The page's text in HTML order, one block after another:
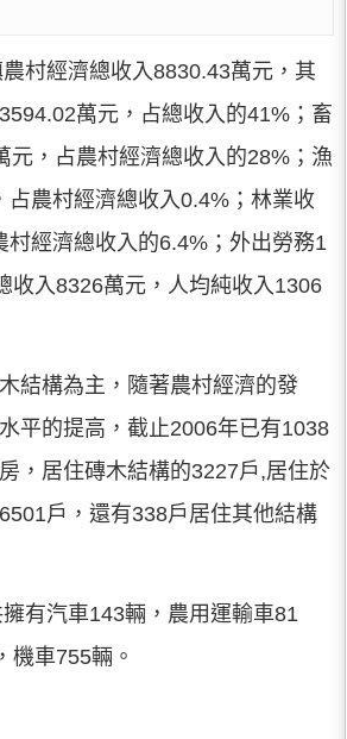
村經濟總收入8830.43萬元，其
萬元，占總收入的41%；畜
元，占農村經濟總收入的28%；漁
占農村經濟總收入0.4%；林業收
村經濟總收入的6.4%；外出勞務1
收入8326萬元，人均純收入1306
結構為主，隨著農村經濟的發
平的提高，截止2006年已有1038
，居住磚木結構的3227戶,居住於
戶，還有338戶居住其他結構
有汽車143輛，農用運輸車81
機車755輛。